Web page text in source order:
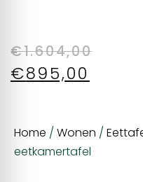
€1.604,00
€895,00
Home / Wonen /
eetkamertafel